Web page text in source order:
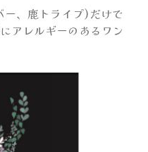
、鹿トライプ)だけで
アレルギーのあるワン